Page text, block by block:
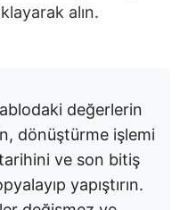
alın.
değerlerin
dönüştürme işlemi
ve son bitiş
yapıştırın.